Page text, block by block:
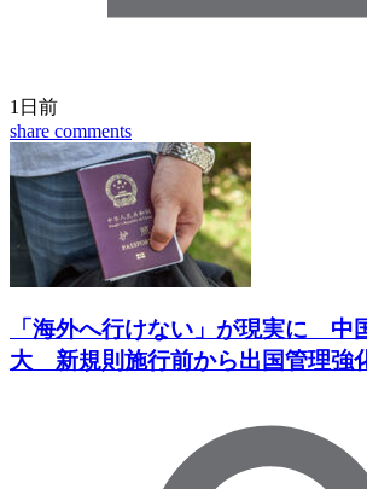
1日前
share comments
「海外へ行けない」が現実に 中
大 新規則施行前から出国管理強